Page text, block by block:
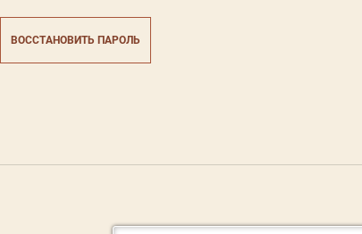
ВОССТАНОВИТЬ ПАРОЛЬ